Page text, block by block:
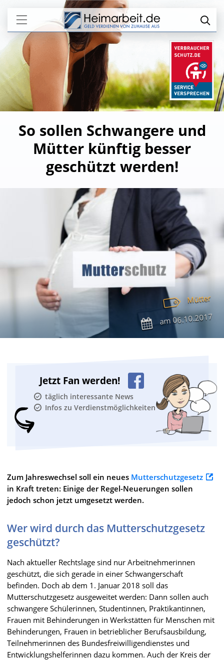
So sollen Schwangere und
Mütter künftig besser
geschützt werden!
Mütter
am06.10.2017
Jetzt Fan werden!
täglich interessante News
Infos zu Verdienstmöglichkeiten
Zum Jahreswechsel soll ein neues Mutterschutzgesetz
in Kraft treten: Einige der Regel-Neuerungen sollen
jedoch schon jetzt umgesetzt werden.
Wer wird durch das Mutterschutzgesetz
geschützt?
Nach aktueller Rechtslage sind nur Arbeitnehmerinnen
geschützt, die sich gerade in einer Schwangerschaft
befinden. Doch ab dem 1. Januar 2018 soll das
Mutterschutzgesetz ausgeweitet werden: Dann sollen auch
schwangere Schülerinnen, Studentinnen, Praktikantinnen,
Frauen mit Behinderungen in Werkstätten für Menschen mit
Behinderungen, Frauen in betrieblicher Berufsausbildung,
Teilnehmerinnen des Bundesfreiwilligendienstes und
Entwicklungshelferinnen dazu kommen. Auch der Kreis der